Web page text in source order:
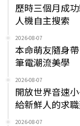
歷時三個月成
人機自主搜索
2026-08-07
本命萌友隨身
筆電潮流美學
2026-08-07
開放世界音速
給新鮮人的求
2026-08-07